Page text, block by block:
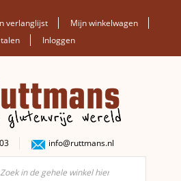
verlanglijst
Mijn winkelwagen
Inloggen
info@ruttmans.nl